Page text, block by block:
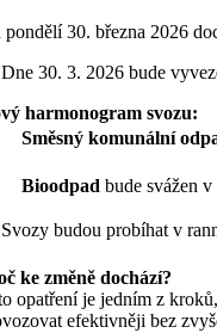
pondělí 30. března 2026
30. 3. 2026 bude
harmonogram svozu:
Směsný komunální
Bioodpad bude svážen
budou probíhat v
ke změně dochází?
opatření je jedním z
efektivněji bez